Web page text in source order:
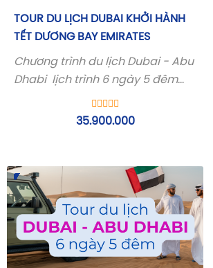
TOUR DU LỊCH DUBAI KHỞI HÀNH
TẾT DƯƠNG BAY EMIRATES
Chương trình du lịch Dubai - Abu
Dhabi lịch trình 6 ngày 5 đêm
bay của hãng hàng không 5 sao
35.900.000